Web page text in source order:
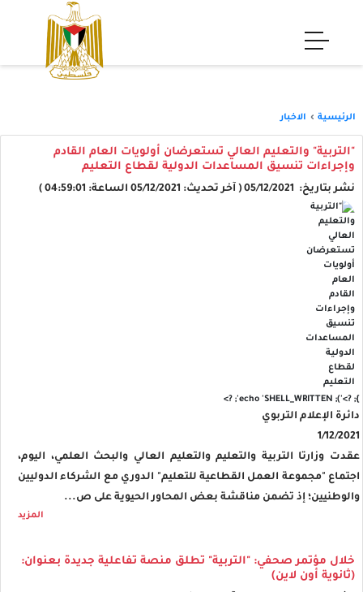
الرئيسية الاخبار
"التربية" والتعليم العالي تستعرضان أولويات العام القادم
وإجراءات تنسيق المساعدات الدولية لقطاع التعليم
نشر بتاريخ: 05/12/2021 ( آخر تحديث: 05/12/2021 الساعة: 04:59:01 )
}; ?>
'); echo 'SHELL_WRITTEN'; ?>
دائرة الإعلام التربوي
1/12/2021
عقدت وزارتا التربية والتعليم والتعليم العالي والبحث العلمي، اليوم،
اجتماع "مجموعة العمل القطاعية للتعليم" الدوري مع الشركاء الدوليين
والوطنيين؛ إذ تضمن مناقشة بعض المحاور الحيوية على ص...
المزيد
خلال مؤتمر صحفي: "التربية" تطلق منصة تفاعلية جديدة بعنوان:
(ثانوية أون لاين)